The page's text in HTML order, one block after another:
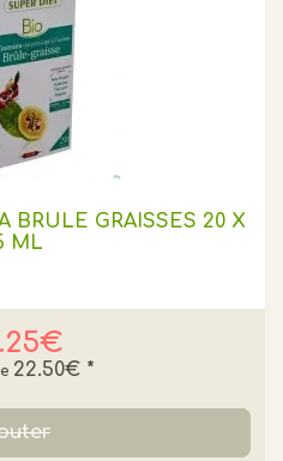
BRULE GRAISSES 20 X
ML
22.50€ *